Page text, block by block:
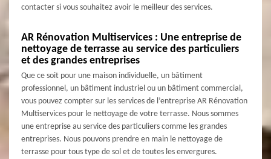
contacter si vous souhaitez avoir le meilleur des services.
AR Rénovation Multiservices : Une entreprise de
nettoyage de terrasse au service des particuliers
et des grandes entreprises
Que ce soit pour une maison individuelle, un bâtiment
professionnel, un bâtiment industriel ou un bâtiment commercial,
vous pouvez compter sur les services de l’entreprise AR Rénovation
Multiservices pour le nettoyage de votre terrasse. Nous sommes
une entreprise au service des particuliers comme les grandes
entreprises. Nous pouvons prendre en main le nettoyage de
terrasse pour tous type de sol et de toutes les envergures.